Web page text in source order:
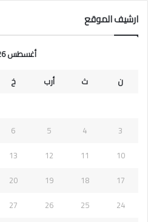
ارشيف الموقع
أغسطس 2026
ن
ث أرب خ
3
4
5
6
10
11
12
13
17
18
19
20
24
25
26
27